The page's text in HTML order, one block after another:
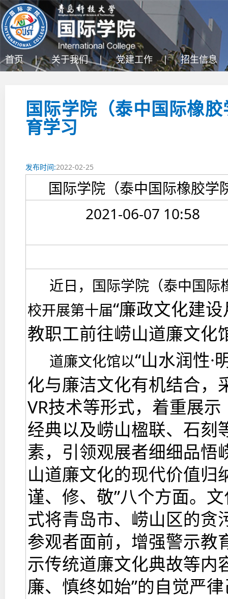
首页 | 关于我们 | 党建工作 | 招生信息
国际学院（泰中国际橡
育学习
发布时间:2022-02-25
国际学院（泰中国际橡胶学
2021-06-07 10:58
近日，国际学院（泰中国际
校开展第十届“廉政文化建
教职工前往崂山道廉文化
道廉文化馆以“山水润性·
化与廉洁文化有机结合，
VR技术等形式，着重展
经典以及崂山楹联、石刻
素，引领观展者细细品悟
山道廉文化的现代价值归
谨、修、敬”八个方面。
式将青岛市、崂山区的贪
参观者面前，增强警示教
示传统道廉文化典故等内
廉、慎终如始”的自觉严